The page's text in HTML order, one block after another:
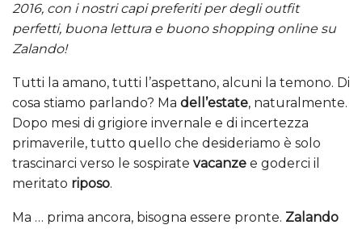
2016, con i nostri capi preferiti per degli outfit
perfetti, buona lettura e buono shopping online su
Zalando!
Tutti la amano, tutti l’aspettano, alcuni la temono. Di
cosa stiamo parlando? Ma dell’estate, naturalmente.
Dopo mesi di grigiore invernale e di incertezza
primaverile, tutto quello che desideriamo è solo
trascinarci verso le sospirate vacanze e goderci il
meritato riposo.
Ma … prima ancora, bisogna essere pronte. Zalando